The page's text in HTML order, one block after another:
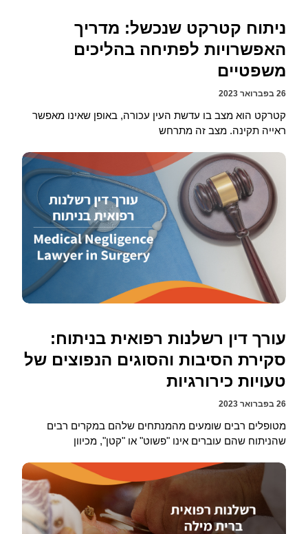
ניתוח קטרקט שנכשל: מדריך
האפשרויות לפתיחה בהליכים
משפטיים
26 בפברואר 2023
קטרקט הוא מצב בו עדשת העין עכורה, באופן שאינו מאפשר
ראייה תקינה. מצב זה מתרחש
עורך דין רשלנות רפואית בניתוח:
סקירת הסיבות והסוגים הנפוצים של
טעויות כירורגיות
26 בפברואר 2023
מטופלים רבים שומעים מהמנתחים שלהם במקרים רבים
שהניתוח שהם עוברים אינו "פשוט" או "קטן", מכיוון